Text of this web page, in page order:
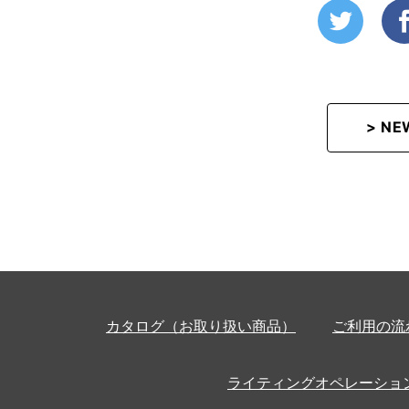
>
カタログ（お取り扱い商品） ご利用の流
ライティングオペレーショ